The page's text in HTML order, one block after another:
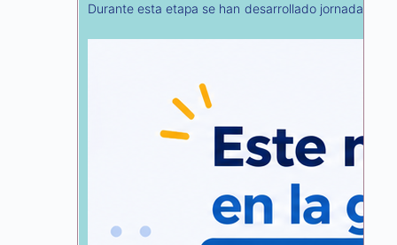
Durante esta etapa se han desarrollado jornadas